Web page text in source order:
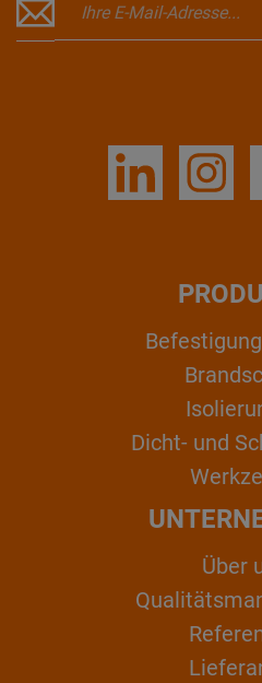
Dicht- und
Über